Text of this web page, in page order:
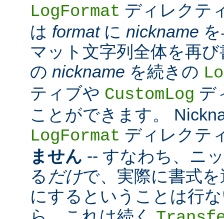
LogFormat ディレクテ
は formatに nickname
マット文字列全体を再
の nickname を続きの
ティブや CustomLog デ
ことができます。
LogFormat ディレクテ
ません -- すなわち、ニ
る だけで、実際に書式
にするということは行